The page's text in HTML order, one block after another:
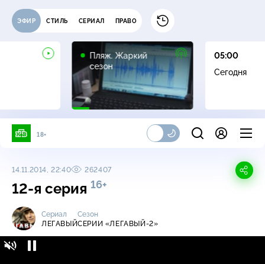
ЭФИР СТИЛЬ СЕРИАЛ ПРАВО
Пляж. Жаркий
сезон
16+
05:00
Сегодня
18+
14.11.2014, 22:40 262407
12-я серия 16+
Сериал
ЛЕГАВЫЙ
Сезон
СЕРИИ «ЛЕГАВЫЙ-2»